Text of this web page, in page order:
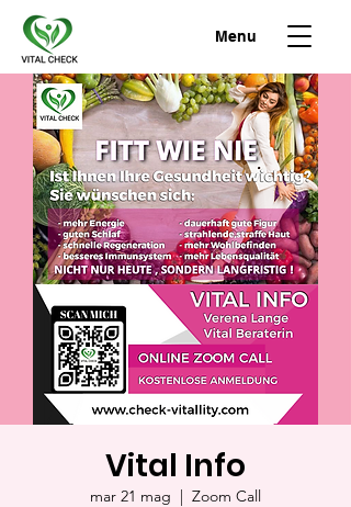
Menu
Vital Info
mar 21 mag
  |
Zoom Call